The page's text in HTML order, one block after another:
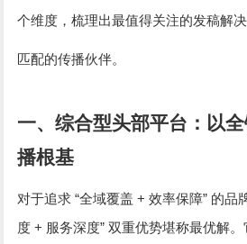
个维度，梳理出最值得关注的发稿解
匹配的传播伙伴。
一、综合型头部平台：以
播根基
对于追求 “全域覆盖+效率保障” 的品
度+ 服务深度”双重优势堪称最优解